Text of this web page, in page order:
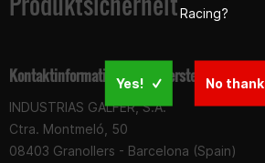
Kontaktinformationen des Herstellers:
INDUSTRIAS GALFER, S.A.
Ctra. Montmeló, 50
08403 Granollers - Barcelona (Spain)
Racing?
Yes! No